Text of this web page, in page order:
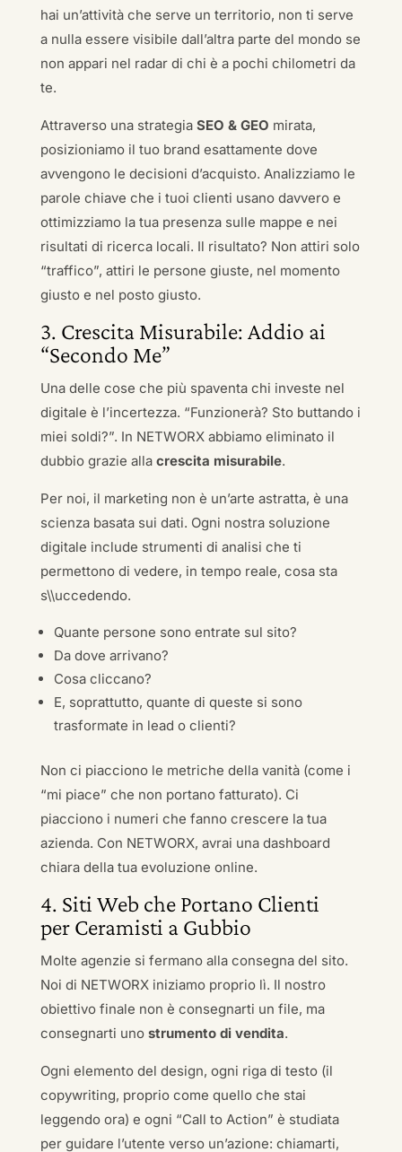
hai un’attività che serve un territorio, non ti serve
a nulla essere visibile dall’altra parte del mondo se
non appari nel radar di chi è a pochi chilometri da
te.
Attraverso una strategia SEO & GEO mirata,
posizioniamo il tuo brand esattamente dove
avvengono le decisioni d’acquisto. Analizziamo le
parole chiave che i tuoi clienti usano davvero e
ottimizziamo la tua presenza sulle mappe e nei
risultati di ricerca locali. Il risultato? Non attiri solo
“traffico”, attiri le persone giuste, nel momento
giusto e nel posto giusto.
3. Crescita Misurabile: Addio ai
“Secondo Me”
Una delle cose che più spaventa chi investe nel
digitale è l’incertezza. “Funzionerà? Sto buttando i
miei soldi?”. In NETWORX abbiamo eliminato il
dubbio grazie alla crescita misurabile.
Per noi, il marketing non è un’arte astratta, è una
scienza basata sui dati. Ogni nostra soluzione
digitale include strumenti di analisi che ti
permettono di vedere, in tempo reale, cosa sta
s\\uccedendo.
Quante persone sono entrate sul sito?
Da dove arrivano?
Cosa cliccano?
E, soprattutto, quante di queste si sono
trasformate in lead o clienti?
Non ci piacciono le metriche della vanità (come i
“mi piace” che non portano fatturato). Ci
piacciono i numeri che fanno crescere la tua
azienda. Con NETWORX, avrai una dashboard
chiara della tua evoluzione online.
4. Siti Web che Portano Clienti
per Ceramisti a Gubbio
Molte agenzie si fermano alla consegna del sito.
Noi di NETWORX iniziamo proprio lì. Il nostro
obiettivo finale non è consegnarti un file, ma
consegnarti uno strumento di vendita.
Ogni elemento del design, ogni riga di testo (il
copywriting, proprio come quello che stai
leggendo ora) e ogni “Call to Action” è studiata
per guidare l’utente verso un’azione: chiamarti,